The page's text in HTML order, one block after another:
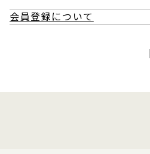
会員登録について